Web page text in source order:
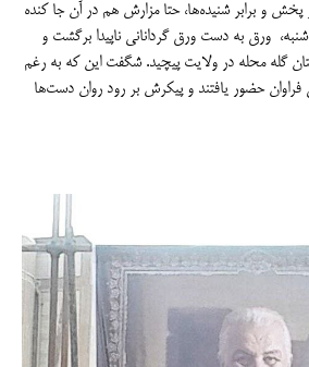
و برابر شنیده‌ها، حتا مزارش هم در آن جا کنده
ورق به دست ورق گردانانی ناپیدا برگشت و
گله محله در ولایت پیچید. شگفت این که به رغم
فراوان حضور یافتند و پیکرش بر رود روان دست‌ها